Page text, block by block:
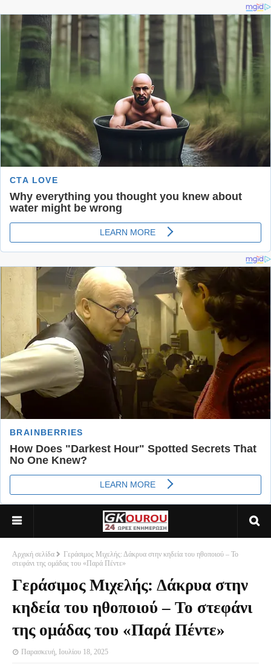
Αρχική σελίδα
Γεράσιμος Μιχελής: Δάκρυα στην κηδεία του ηθοποιού – Το
στεφάνι της ομάδας του «Παρά Πέντε»
Γεράσιμος Μιχελής: Δάκρυα στην
κηδεία του ηθοποιού – Το στεφάνι
της ομάδας του «Παρά Πέντε»
Παρασκευή, Ιουλίου 18, 2025